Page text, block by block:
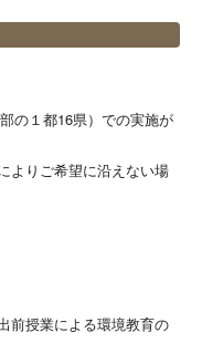
の１都16県）での実施が
よりご希望に沿えない場
前授業による環境教育の